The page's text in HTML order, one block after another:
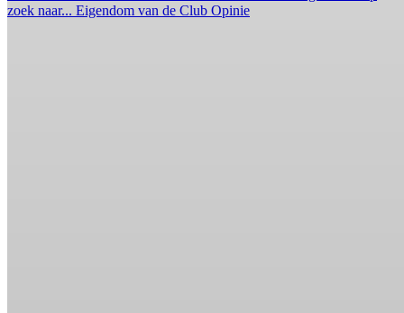
zoek naar... Eigendom van de Club Opinie